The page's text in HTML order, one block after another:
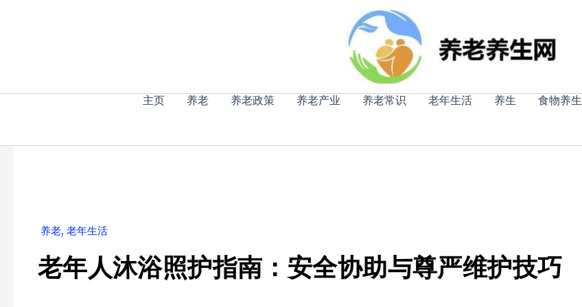
主页 养老 养老政策 养老产业 养老常识 老年生活 养生 食物养生
养老, 老年生活
老年人沐浴照护指南：安全协助与尊严维护技巧